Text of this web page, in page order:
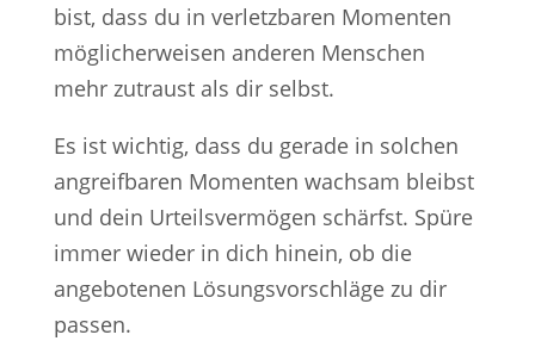
bist, dass du in verletzbaren Momenten
möglicherweisen anderen Menschen
mehr zutraust als dir selbst.
Es ist wichtig, dass du gerade in solchen
angreifbaren Momenten wachsam bleibst
und dein Urteilsvermögen schärfst. Spüre
immer wieder in dich hinein, ob die
angebotenen Lösungsvorschläge zu dir
passen.